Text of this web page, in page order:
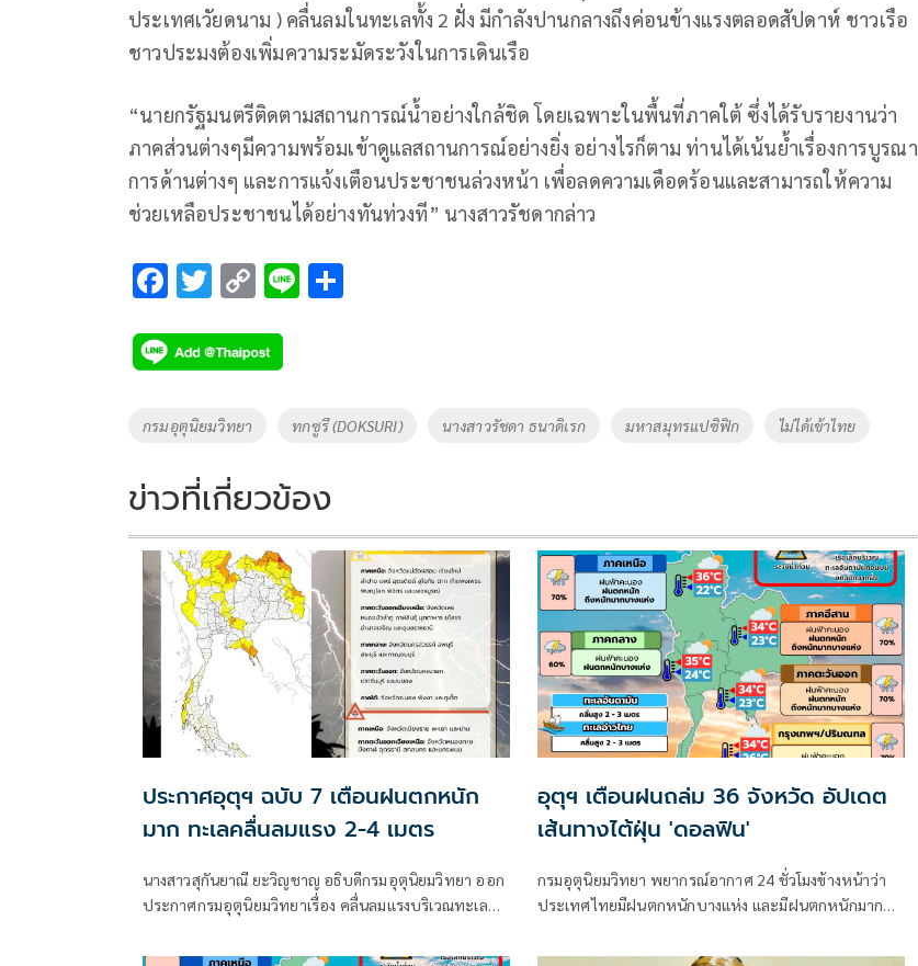
ประเทศเวัยดนาม ) คลื่นลมในทะเลทั้ง 2 ฝั่ง มีกำลังปานกลางถึงค่อนข้างแรงตลอดสัปดาห์ ชาวเรือ
ชาวประมงต้องเพิ่มความระมัดระวังในการเดินเรือ
“นายกรัฐมนตรีติดตามสถานการณ์น้ำอย่างใกล้ชิด โดยเฉพาะในพื้นที่ภาคใต้ ซึ่งได้รับรายงานว่า
ภาคส่วนต่างๆมีความพร้อมเข้าดูแลสถานการณ์อย่างยิ่ง อย่างไรก็ตาม ท่านได้เน้นย้ำเรื่องการบูรณา
การด้านต่างๆ และการแจ้งเตือนประชาชนล่วงหน้า เพื่อลดความเดือดร้อนและสามารถให้ความ
ช่วยเหลือประชาชนได้อย่างทันท่วงที” นางสาวรัชดากล่าว
F
e
b
o
k
T
tt
er
C
p
y
k
Li
Tags
กรมอุตุนิยมวิทยา ทกซูรี (DOKSURI) นางสาวรัชดา ธนาดิเรก มหาสมุทรแปซิฟิก ไม่ได้เข้าไทย
ข่าวที่เกี่ยวข้อง
ประกาศอุตุฯ ฉบับ 7 เตือนฝนตกหนัก
มาก ทะเลคลื่นลมแรง 2-4 เมตร
นางสาวสุกันยาณี ยะวิญชาญ อธิบดีกรมอุตุนิยมวิทยา ออก
ประกาศกรมอุตุนิยมวิทยาเรื่อง คลื่นลมแรงบริเวณทะเล
หนักมากบริเวณประเทศไทย
อุตุฯ เตือนฝนถล่ม 36 จังหวัด อัปเดต
เส้นทางไต้ฝุ่น 'ดอลฟิน'
กรมอุตุนิยมวิทยา พยากรณ์อากาศ 24 ชั่วโมงข้างหน้าว่า
ประเทศไทยมีฝนตกหนักบางแห่ง และมีฝนตกหนักมาก
ตะวันออก